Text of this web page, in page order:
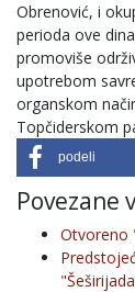
Obrenović, i
perioda ove
promoviše
upotrebom
organskom
Topčiderskom
podeli
Povezane
Otvoreno